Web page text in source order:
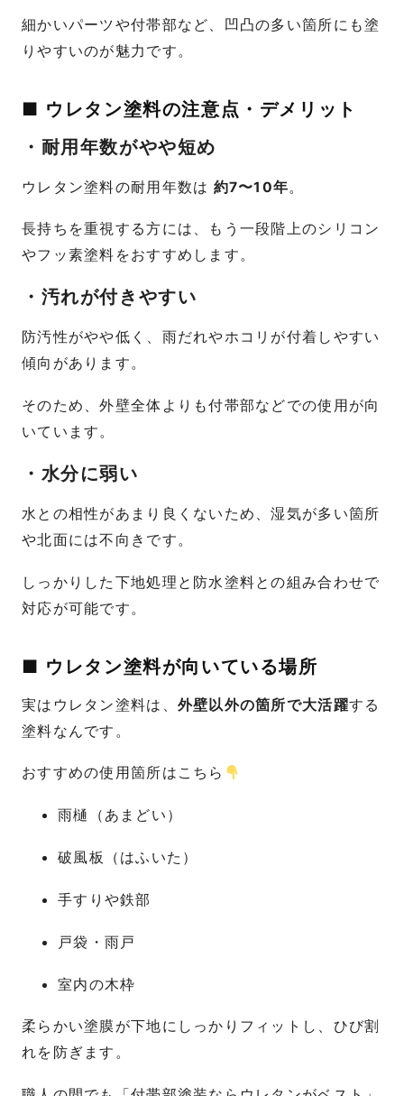
細かいパーツや付帯部など、凹凸の多い箇所にも塗
りやすいのが魅力です。
■ ウレタン塗料の注意点・デメリット
・耐用年数がやや短め
ウレタン塗料の耐用年数は 約7〜10年。
長持ちを重視する方には、もう一段階上のシリコン
やフッ素塗料をおすすめします。
・汚れが付きやすい
防汚性がやや低く、雨だれやホコリが付着しやすい
傾向があります。
そのため、外壁全体よりも付帯部などでの使用が向
いています。
・水分に弱い
水との相性があまり良くないため、湿気が多い箇所
や北面には不向きです。
しっかりした下地処理と防水塗料との組み合わせで
対応が可能です。
■ ウレタン塗料が向いている場所
実はウレタン塗料は、 外壁以外の箇所で大活躍する
塗料なんです。
おすすめの使用箇所はこちら
雨樋（あまどい）
破風板（はふいた）
手すりや鉄部
戸袋・雨戸
室内の木枠
柔らかい塗膜が下地にしっかりフィットし、ひび割
れを防ぎます。